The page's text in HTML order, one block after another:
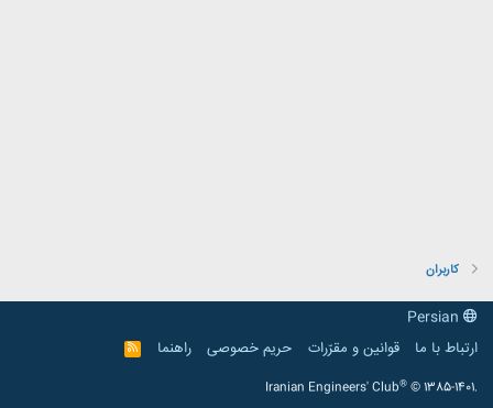
کاربران
ارتباط با ما
قوانین و مقرّرات حریم خصوصی راهنما
R
S
Iranian Engineers' Club® © 1385-1401.